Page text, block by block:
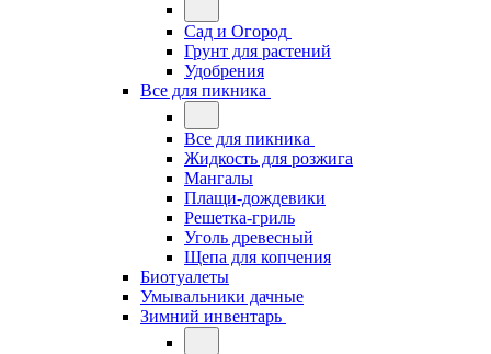
Сад и Огород
Грунт для растений
Удобрения
Все для пикника
Все для пикника
Жидкость для розжига
Мангалы
Плащи-дождевики
Решетка-гриль
Уголь древесный
Щепа для копчения
Биотуалеты
Умывальники дачные
Зимний инвентарь